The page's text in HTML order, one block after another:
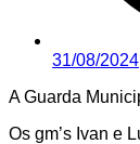
31/08/2024
A Guarda
Os gm’s Ivan e